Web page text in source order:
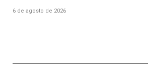
6 de agosto de 2026